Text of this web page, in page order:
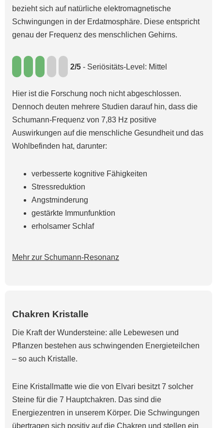
bezieht sich auf natürliche elektromagnetische
Schwingungen in der Erdatmosphäre. Diese entspricht
genau der Frequenz des menschlichen Gehirns.
2/5 - Seriösitäts-Level: Mittel
Hier ist die Forschung noch nicht abgeschlossen.
Dennoch deuten mehrere Studien darauf hin, dass die
Schumann-Frequenz von 7,83 Hz positive
Auswirkungen auf die menschliche Gesundheit und das
Wohlbefinden hat, darunter:
verbesserte kognitive Fähigkeiten
Stressreduktion
Angstminderung
gestärkte Immunfunktion
erholsamer Schlaf
Mehr zur Schumann-Resonanz
Chakren Kristalle
Die Kraft der Wundersteine: alle Lebewesen und
Pflanzen bestehen aus schwingenden Energieteilchen
– so auch Kristalle.
Eine Kristallmatte wie die von Elvari besitzt 7 solcher
Steine für die 7 Hauptchakren. Das sind die
Energiezentren in unserem Körper. Die Schwingungen
übertragen sich positiv auf die Chakren und stellen ein